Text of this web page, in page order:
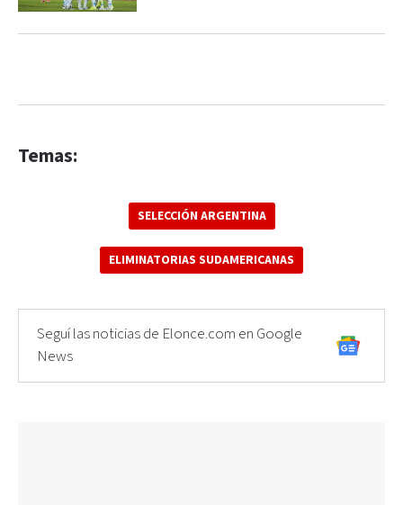
Temas:
SELECCIÓN ARGENTINA
ELIMINATORIAS SUDAMERICANAS
Seguí las noticias de Elonce.com en Google
News